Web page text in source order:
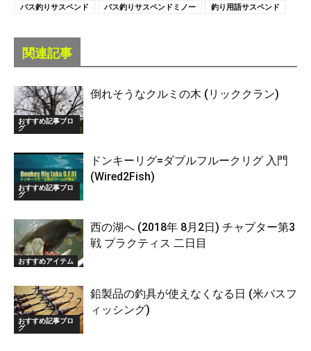
バス釣りサスペンド
バス釣りサスペンドミノー 釣り用語サスペンド
関連記事
おすすめ記事ブロ
グ
倒れそうなクルミの木 (リッククラン)
おすすめ記事ブロ
グ
ドンキーリグ=ダブルフルークリグ 入門
(Wired2Fish)
おすすめアイテム
西の湖へ (2018年 8月2日) チャプター第3
戦 プラクティス 二日目
おすすめ記事ブロ
グ
鉛製品の釣具が使えなくなる日 (米バスフ
ィッシング)